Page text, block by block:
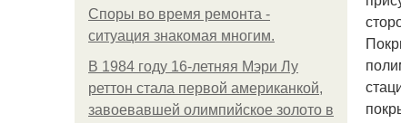
Споры во время ремонта -
ситуация знакомая многим.
В 1984 году 16-летняя Мэри Лу
реттон стала первой американкой,
завоевавшей олимпийское золото в